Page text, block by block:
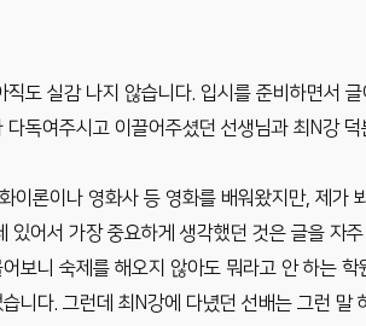
도 실감 나지 않습니다. 입시를 준비하면서
독여주시고 이끌어주셨던 선생님과 최N강
이론이나 영화사 등 영화를 배워왔지만, 제가
있어서 가장 중요하게 생각했던 것은 글을 자
보니 숙제를 해오지 않아도 뭐라고 안 하는
니다. 그런데 최N강에 다녔던 선배는 그런 말